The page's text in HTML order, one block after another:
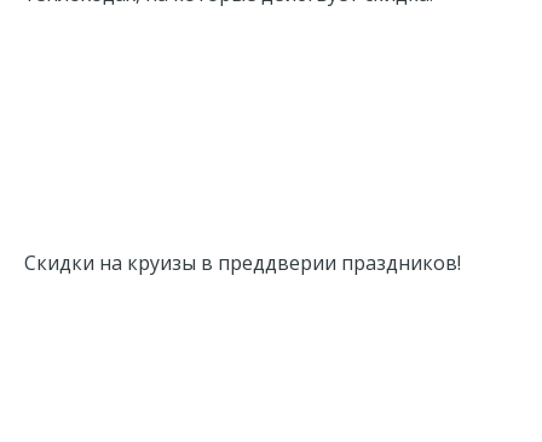
Скидки на круизы в преддверии праздников!